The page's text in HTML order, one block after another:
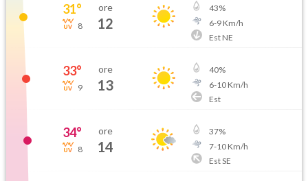
31°
8
ore
12
43%
6-9Km/h
Est NE
33°
9
ore
13
40%
6-10Km/h
Est
34°
8
ore
14
37%
7-10Km/h
Est SE